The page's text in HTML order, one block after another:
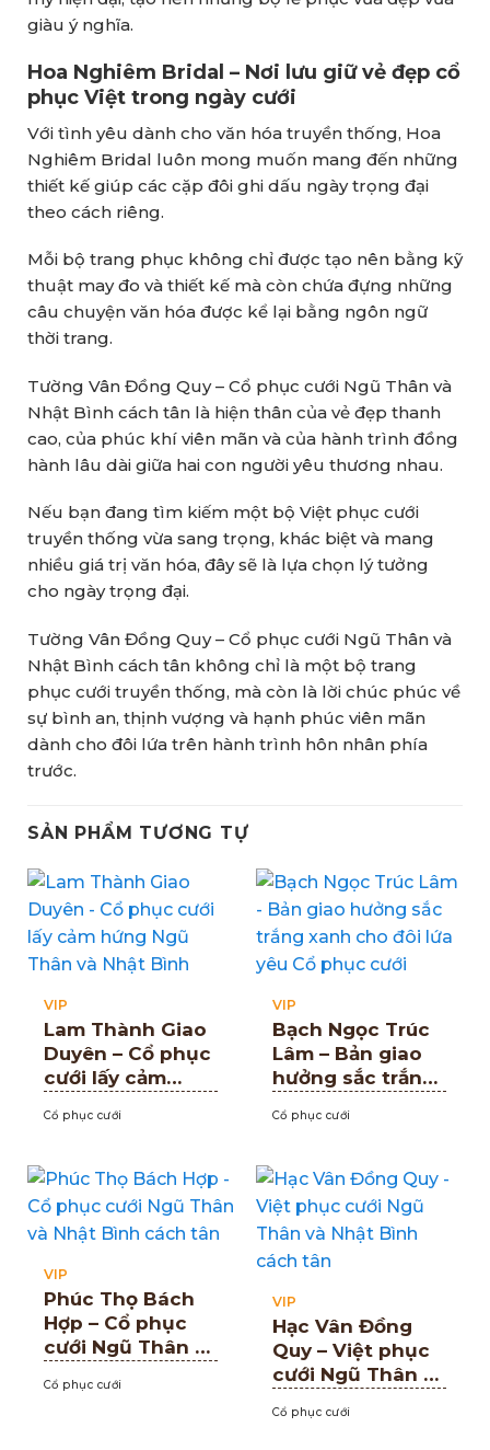
giàu ý nghĩa.
Hoa Nghiêm Bridal – Nơi lưu giữ vẻ đẹp cổ
phục Việt trong ngày cưới
Với tình yêu dành cho văn hóa truyền thống, Hoa
Nghiêm Bridal luôn mong muốn mang đến những
thiết kế giúp các cặp đôi ghi dấu ngày trọng đại
theo cách riêng.
Mỗi bộ trang phục không chỉ được tạo nên bằng kỹ
thuật may đo và thiết kế mà còn chứa đựng những
câu chuyện văn hóa được kể lại bằng ngôn ngữ
thời trang.
Tường Vân Đồng Quy – Cổ phục cưới Ngũ Thân và
Nhật Bình cách tân là hiện thân của vẻ đẹp thanh
cao, của phúc khí viên mãn và của hành trình đồng
hành lâu dài giữa hai con người yêu thương nhau.
Nếu bạn đang tìm kiếm một bộ Việt phục cưới
truyền thống vừa sang trọng, khác biệt và mang
nhiều giá trị văn hóa, đây sẽ là lựa chọn lý tưởng
cho ngày trọng đại.
Tường Vân Đồng Quy – Cổ phục cưới Ngũ Thân và
Nhật Bình cách tân không chỉ là một bộ trang
phục cưới truyền thống, mà còn là lời chúc phúc về
sự bình an, thịnh vượng và hạnh phúc viên mãn
dành cho đôi lứa trên hành trình hôn nhân phía
trước.
SẢN PHẨM TƯƠNG TỰ
VIP
Lam Thành Giao
Duyên – Cổ phục
cưới lấy cảm
và Nhật Bình
Cổ phục cưới
VIP
Bạch Ngọc Trúc
Lâm – Bản giao
hưởng sắc trắng
yêu Cổ phục cưới
Cổ phục cưới
VIP
Phúc Thọ Bách
Hợp – Cổ phục
cưới Ngũ Thân và
tân
Cổ phục cưới
VIP
Hạc Vân Đồng
Quy – Việt phục
cưới Ngũ Thân và
tân
Cổ phục cưới